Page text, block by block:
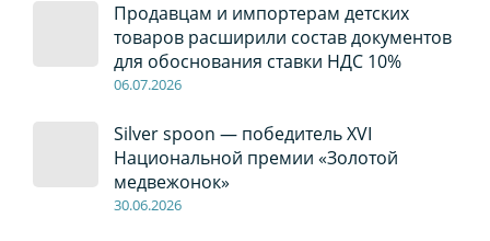
Продавцам и импортерам детских
товаров расширили состав документов
для обоснования ставки НДС 10%
06.07.2026
Silver spoon — победитель XVI
Национальной премии «Золотой
медвежонок»
30.06.2026